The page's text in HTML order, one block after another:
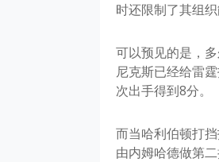
时还限制了其组
可以预见的是，
尼克斯已经给雷
次出手得到8分。
而当哈利伯顿打
由内姆哈德做第